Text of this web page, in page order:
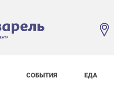
СОБЫТИЯ ЕДА